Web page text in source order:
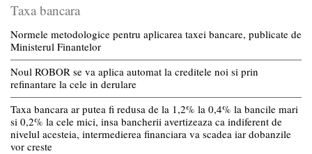
Taxa bancara
Normele metodologice pentru aplicarea taxei bancare, publicate de
Ministerul Finantelor
Noul ROBOR se va aplica automat la creditele noi si prin
refinantare la cele in derulare
Taxa bancara ar putea fi redusa de la 1,2% la 0,4% la bancile mari
si 0,2% la cele mici, insa bancherii avertizeaza ca indiferent de
nivelul acesteia, intermedierea financiara va scadea iar dobanzile
vor creste